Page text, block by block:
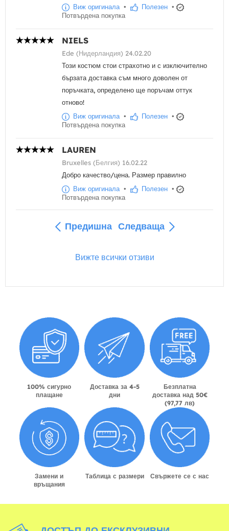
Виж оригинала • Полезен •
Потвърдена покупка
NIELS
Ede (Нидерландия) 24.02.20
Този костюм стои страхотно и с изключително
бързата доставка съм много доволен от
поръчката, определено ще поръчам оттук
отново!
Виж оригинала • Полезен •
Потвърдена покупка
LAUREN
Bruxelles (Белгия) 16.02.22
Добро качество/цена. Размер правилно
Виж оригинала • Полезен •
Потвърдена покупка
Предишна Следваща
Вижте всички отзиви
100% сигурно
плащане
Доставка за 4-5
дни
Безплатна
доставка над 50€
(97,77 лв)
Замени и
връщания
Таблица с размери Свържете се с нас